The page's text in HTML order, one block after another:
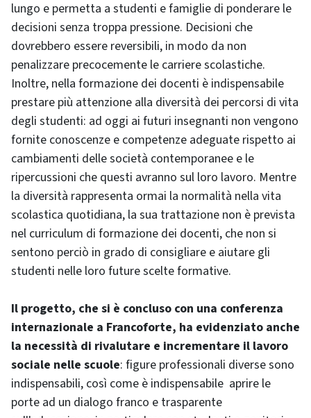
lungo e permetta a studenti e famiglie di ponderare le
decisioni senza troppa pressione. Decisioni che
dovrebbero essere reversibili, in modo da non
penalizzare precocemente le carriere scolastiche.
Inoltre, nella formazione dei docenti è indispensabile
prestare più attenzione alla diversità dei percorsi di vita
degli studenti: ad oggi ai futuri insegnanti non vengono
fornite conoscenze e competenze adeguate rispetto ai
cambiamenti delle società contemporanee e le
ripercussioni che questi avranno sul loro lavoro. Mentre
la diversità rappresenta ormai la normalità nella vita
scolastica quotidiana, la sua trattazione non è prevista
nel curriculum di formazione dei docenti, che non si
sentono perciò in grado di consigliare e aiutare gli
studenti nelle loro future scelte formative.
Il progetto, che si è concluso con una conferenza
internazionale a Francoforte, ha evidenziato anche
la necessità di rivalutare e incrementare il lavoro
sociale nelle scuole: figure professionali diverse sono
indispensabili, così come è indispensabile aprire le
porte ad un dialogo franco e trasparente